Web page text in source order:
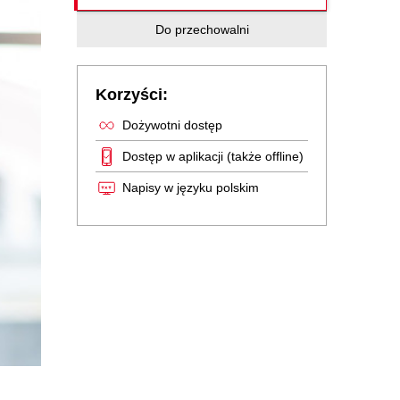
Do przechowalni
Korzyści:
Dożywotni dostęp
Dostęp w aplikacji (także offline)
Napisy w języku polskim